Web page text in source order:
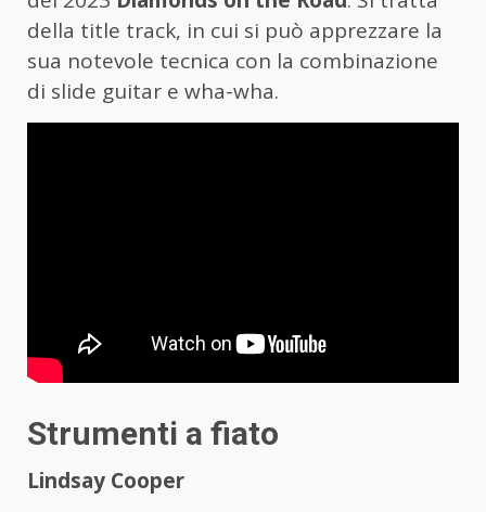
della title track, in cui si può apprezzare la
sua notevole tecnica con la combinazione
di slide guitar e wha-wha.
Strumenti a fiato
Lindsay Cooper